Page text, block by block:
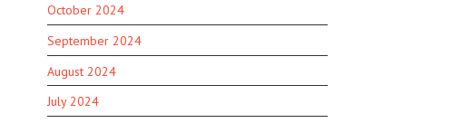
October 2024
September 2024
August 2024
July 2024